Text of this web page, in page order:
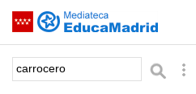
Saltar navegación
Palabra o frase: